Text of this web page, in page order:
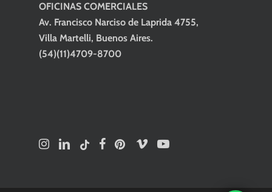
OFICINAS COMERCIALES
Av. Francisco Narciso de Laprida 4755,
Villa Martelli, Buenos Aires.
(54)(11)4709-8700